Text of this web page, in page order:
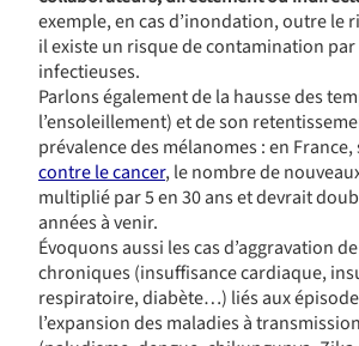
exemple, en cas d’inondation, outre le
il existe un risque de contamination
infectieuses.
Parlons également de la hausse des
l’ensoleillement) et de son
prévalence des mélanomes : en France,
contre le cancer, le nombre de
multiplié par 5 en 30 ans et devrait
années à venir.
Évoquons aussi les cas d’aggravation
chroniques (insuffisance cardiaque,
respiratoire, diabète…) liés aux
l’expansion des maladies à